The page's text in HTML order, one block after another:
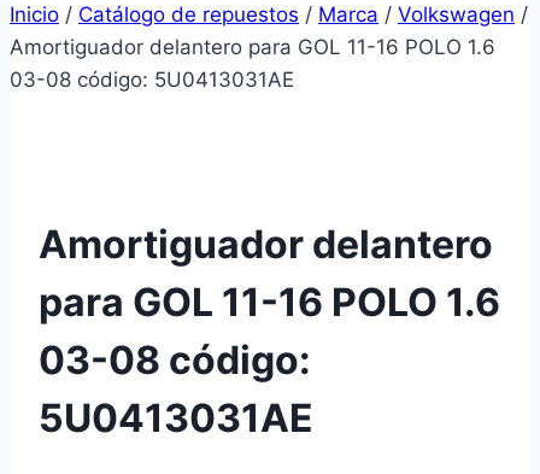
Inicio / Catálogo de repuestos / Marca / Volkswagen /
Amortiguador delantero para GOL 11-16 POLO 1.6
03-08 código: 5U0413031AE
Amortiguador delantero
para GOL 11-16 POLO 1.6
03-08 código:
5U0413031AE